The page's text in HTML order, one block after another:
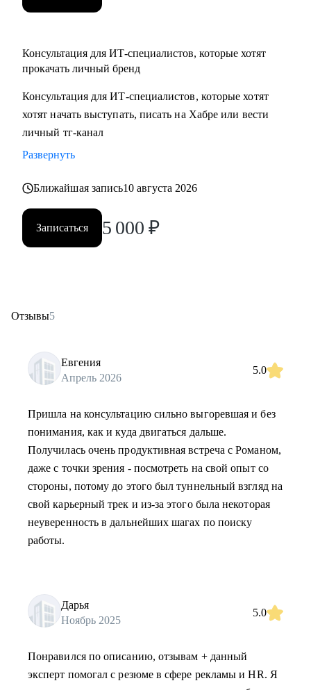
Консультация для ИТ-специалистов, которые хотят
прокачать личный бренд
Консультация для ИТ-специалистов, которые хотят
хотят начать выступать, писать на Хабре или вести
личный тг-канал
Развернуть
Ближайшая запись10 августа 2026
Записаться 5 000 ₽
Отзывы5
Евгения
Апрель 2026
5.0
Пришла на консультацию сильно выгоревшая и без
понимания, как и куда двигаться дальше.
Получилась очень продуктивная встреча с Романом,
даже с точки зрения - посмотреть на свой опыт со
стороны, потому до этого был туннельный взгляд на
свой карьерный трек и из-за этого была некоторая
неуверенность в дальнейших шагах по поиску
работы.
Дарья
Ноябрь 2025
5.0
Понравился по описанию, отзывам + данный
эксперт помогал с резюме в сфере рекламы и HR. Я